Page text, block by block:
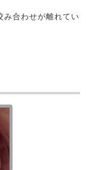
合わせが離れてい